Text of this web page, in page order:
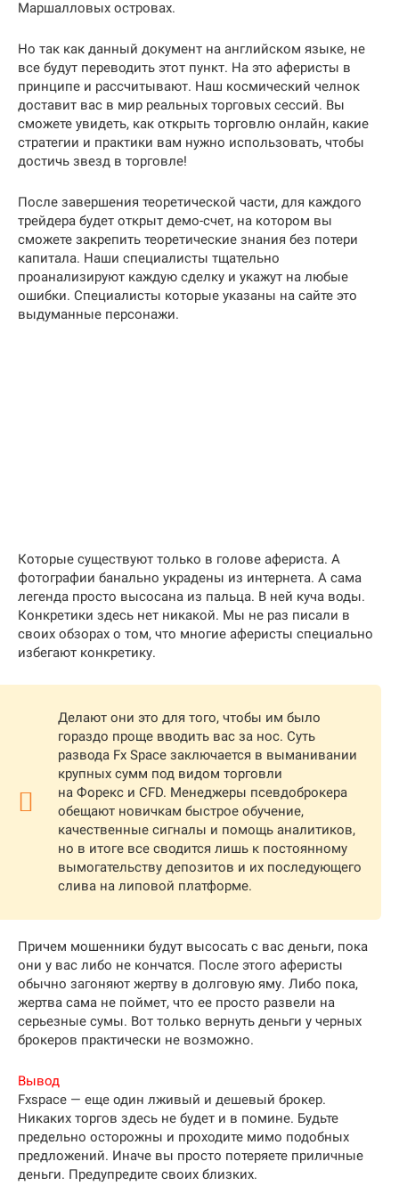
Маршалловых островах.
Но так как данный документ на английском языке, не
все будут переводить этот пункт. На это аферисты в
принципе и рассчитывают. Наш космический челнок
доставит вас в мир реальных торговых сессий. Вы
сможете увидеть, как открыть торговлю онлайн, какие
стратегии и практики вам нужно использовать, чтобы
достичь звезд в торговле!
После завершения теоретической части, для каждого
трейдера будет открыт демо-счет, на котором вы
сможете закрепить теоретические знания без потери
капитала. Наши специалисты тщательно
проанализируют каждую сделку и укажут на любые
ошибки. Специалисты которые указаны на сайте это
выдуманные персонажи.
Которые существуют только в голове афериста. А
фотографии банально украдены из интернета. А сама
легенда просто высосана из пальца. В ней куча воды.
Конкретики здесь нет никакой. Мы не раз писали в
своих обзорах о том, что многие аферисты специально
избегают конкретику.
Делают они это для того, чтобы им было
гораздо проще вводить вас за нос. Суть
развода Fx Space заключается в выманивании
крупных сумм под видом торговли
на Форекс и CFD. Менеджеры псевдоброкера
обещают новичкам быстрое обучение,
качественные сигналы и помощь аналитиков,
но в итоге все сводится лишь к постоянному
вымогательству депозитов и их последующего
слива на липовой платформе.
Причем мошенники будут высосать с вас деньги, пока
они у вас либо не кончатся. После этого аферисты
обычно загоняют жертву в долговую яму. Либо пока,
жертва сама не поймет, что ее просто развели на
серьезные сумы. Вот только вернуть деньги у черных
брокеров практически не возможно.
Вывод
Fxspace — еще один лживый и дешевый брокер.
Никаких торгов здесь не будет и в помине. Будьте
предельно осторожны и проходите мимо подобных
предложений. Иначе вы просто потеряете приличные
деньги. Предупредите своих близких.